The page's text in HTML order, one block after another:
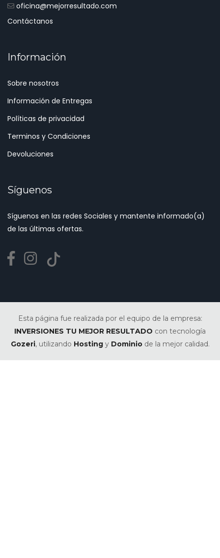
oficina@mejorresultado.com
Contáctanos
Información
Sobre nosotros
Información de Entregas
Políticas de privacidad
Terminos y Condiciones
Devoluciones
Síguenos
Síguenos en las redes Sociales y mantente informado(a)
de las últimas ofertas.
Esta página fue realizada por el equipo de la empresa:
INVERSIONES TU MEJOR RESULTADO con tecnología
Gozeri, utilizando Hostingy Dominiode la mejor calidad.